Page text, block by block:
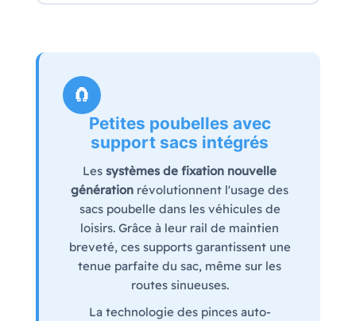
🧲
Petites poubelles avec
support sacs intégrés
Les systèmes de fixation nouvelle
génération révolutionnent l'usage des
sacs poubelle dans les véhicules de
loisirs. Grâce à leur rail de maintien
breveté, ces supports garantissent une
tenue parfaite du sac, même sur les
routes sinueuses.
La technologie des pinces auto-